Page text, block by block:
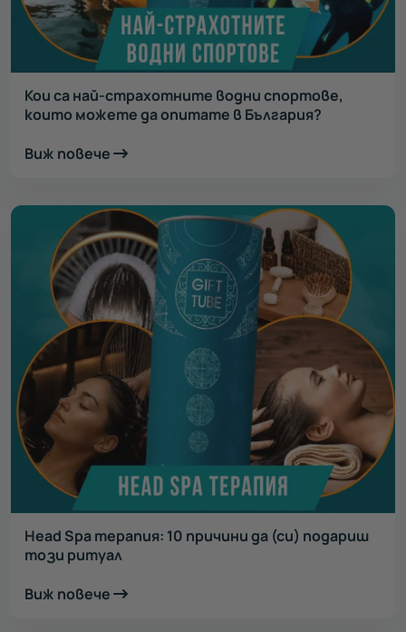
Кои са най-страхотните водни спортове,
които можете да опитате в България?
Виж повече
Head Spa терапия: 10 причини да (си) подариш
този ритуал
Виж повече